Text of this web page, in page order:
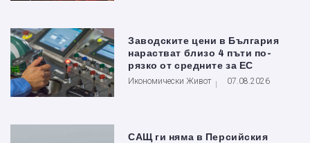
Заводските цени в България
нарастват близо 4 пъти по-
рязко от средните за ЕС
Икономически Живот 07.08.2026
САЩ ги няма в Персийския